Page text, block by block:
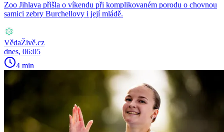
Zoo Jihlava přišla o víkendu při komplikovaném porodu o chovnou
samici zebry Burchellovy i její mládě.
VědaŽivě.cz
dnes, 06:05
4 min